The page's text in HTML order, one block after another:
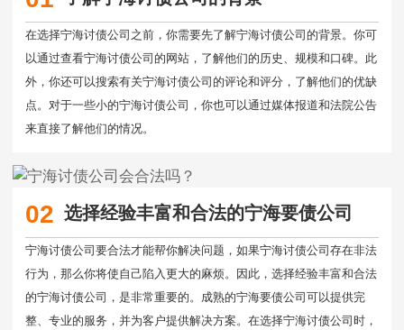
在选择宁海讨债公司之前，你需要先了解宁海讨债公司的背景。你可
以通过查看宁海讨债公司的网站，了解他们的历史、规模和口碑。此
外，你还可以搜索有关宁海讨债公司的评论和评分，了解他们的优缺
点。对于一些小的宁海讨债公司，你也可以通过媒体报道和法院公告
来直接了解他们的情况。
02 选择经验丰富和合法的宁海要债公司
宁海讨债公司要合法才能帮你解决问题，如果宁海讨债公司存在非法
行为，那么你将使自己陷入更大的麻烦。因此，选择经验丰富和合法
的宁海讨债公司，是非常重要的。成熟的宁海要债公司可以提供完
整、专业的服务，并为客户提供解决方案。在选择宁海讨债公司时，